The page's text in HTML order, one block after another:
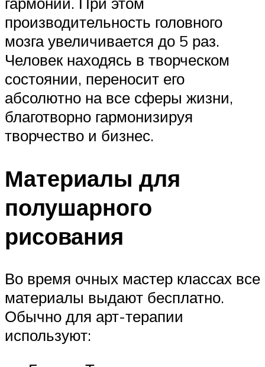
производительность головного
мозга увеличивается до 5 раз.
Человек находясь в творческом
состоянии, переносит его
абсолютно на все сферы жизни,
благотворно гармонизируя
творчество и бизнес.
Материалы для
полушарного
рисования
Во время очных мастер классах все
материалы выдают бесплатно.
Обычно для арт-терапии
используют: